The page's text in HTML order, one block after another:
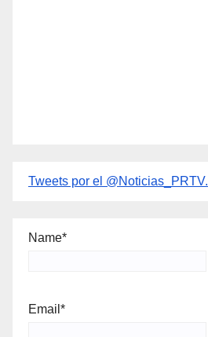
Tweets por el @Noticias_PRTV.
Name*
Email*